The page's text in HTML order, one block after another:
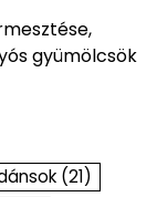
gyümölcsök
(21)